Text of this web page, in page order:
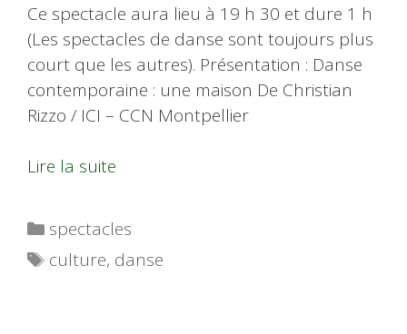
Ce spectacle aura lieu à 19 h 30 et dure 1 h
(Les spectacles de danse sont toujours plus
court que les autres). Présentation : Danse
contemporaine : une maison De Christian
Rizzo / ICI – CCN Montpellier
Lire la suite
Catégories
spectacles
Étiquettes
culture, danse